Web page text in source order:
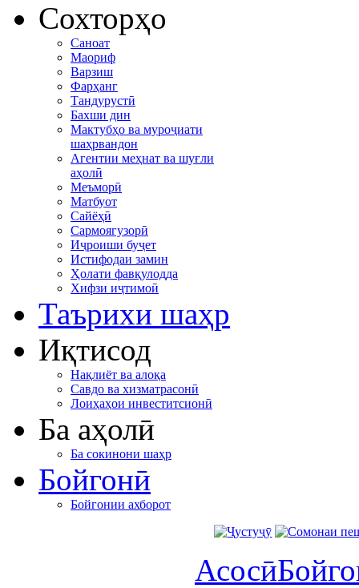
Сохторҳо
Саноат
Маориф
Варзиш
Фарҳанг
Тандурустӣ
Бахши дин
Мактубҳо ва муроҷиати
шаҳрвандон
Агентии меҳнат ва шуғли
аҳолӣ
Меъморӣ
Матбуот
Сайёҳӣ
Сармоягузорӣ
Иҷроиши буҷет
Истифодаи замин
Ҳолати фавқулодда
Хифзи иҷтимоӣ
Таърихи шаҳр
Иқтисод
Нақлиёт ва алоқа
Савдо ва хизматрасонӣ
Лоиҳаҳои инвеститсионӣ
Ба аҳолӣ
Ба сокинони шаҳр
Бойгонӣ
Бойгонии ахборот
Асосӣ